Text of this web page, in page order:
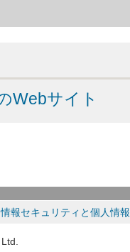
Webサイト
情報セキュリティと個人情